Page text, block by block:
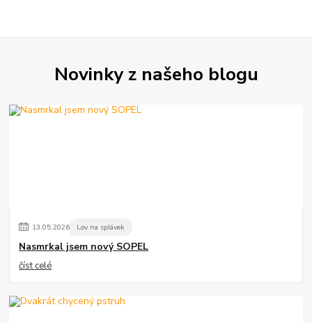
Novinky z našeho blogu
13.05.2026 Lov na splávek
Nasmrkal jsem nový SOPEL
číst celé